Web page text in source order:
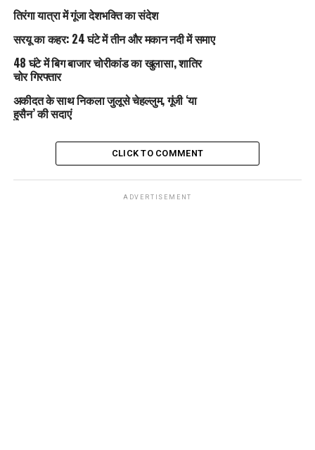
तिरंगा यात्रा में गूंजा देशभक्ति का संदेश
सरयू का कहर: 24 घंटे में तीन और मकान नदी में समाए
48 घंटे में बिग बाजार चोरीकांड का खुलासा, शातिर
चोर गिरफ्तार
अकीदत के साथ निकला जुलूसे चेहल्लुम, गूंजी ‘या
हुसैन’ की सदाएं
CLICK TO COMMENT
ADVERTISEMENT